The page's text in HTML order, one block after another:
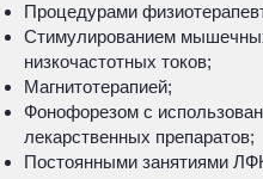
Процедурами
Стимулированием
низкочастотных токов;
Магнитотерапией;
Фонофорезом с
лекарственных препаратов;
Постоянными занятиями